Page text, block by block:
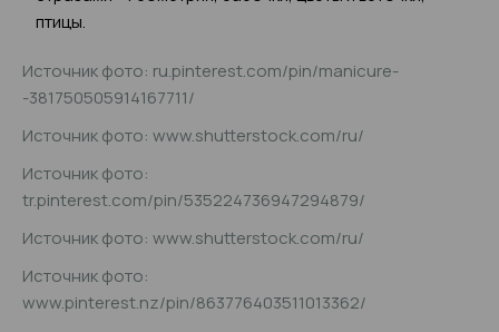
птицы.
Источник фото: ru.pinterest.com/pin/manicure-
-381750505914167711/
Источник фото: www.shutterstock.com/ru/
Источник фото:
tr.pinterest.com/pin/535224736947294879/
Источник фото: www.shutterstock.com/ru/
Источник фото:
www.pinterest.nz/pin/863776403511013362/